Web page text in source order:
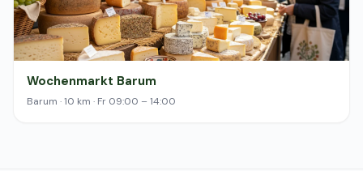
Wochenmarkt Barum
Barum · 10 km · Fr 09:00 – 14:00